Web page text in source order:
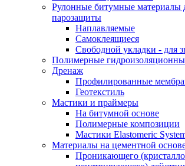
Рулонные битумные материалы
парозащиты
Наплавляемые
Самоклеящиеся
Свободной укладки - для
Полимерные
Дренаж
Профилированные
Геотекстиль
Мастики и праймеры
На битумной основе
Полимерные композиции
Мастики Elastomeric
Материалы на цементной
Проникающего